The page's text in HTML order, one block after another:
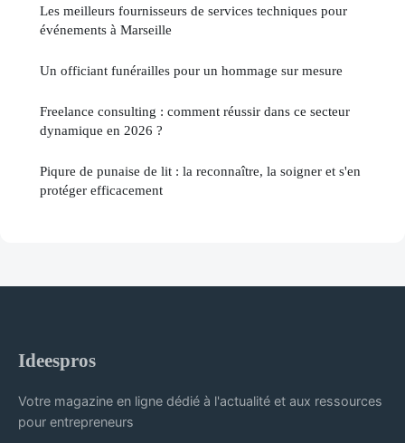
Les meilleurs fournisseurs de services techniques pour
événements à Marseille
Un officiant funérailles pour un hommage sur mesure
Freelance consulting : comment réussir dans ce secteur
dynamique en 2026 ?
Piqure de punaise de lit : la reconnaître, la soigner et s'en
protéger efficacement
Ideespros
Votre magazine en ligne dédié à l'actualité et aux ressources
pour entrepreneurs